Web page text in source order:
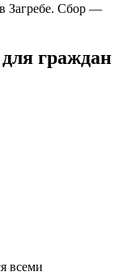
Загребе. Сбор —
граждан
всеми